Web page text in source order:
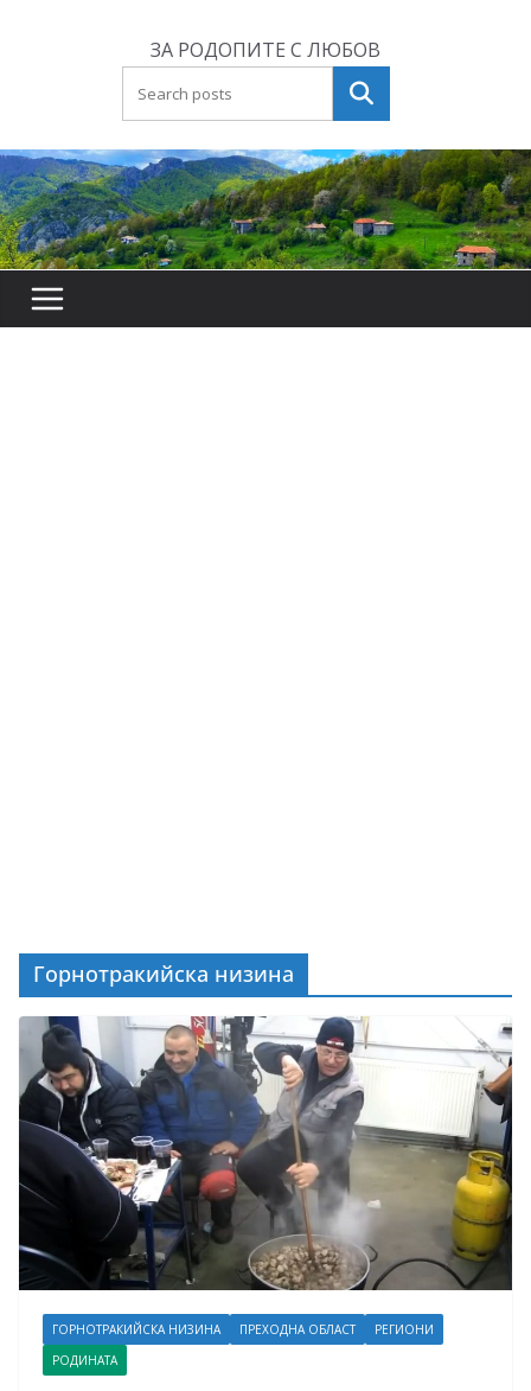
ЗА РОДОПИТЕ С ЛЮБОВ
Търсене
Горнотракийска низина
ГОРНОТРАКИЙСКА НИЗИНА ПРЕХОДНА ОБЛАСТ
РЕГИОНИ
РОДИНАТА